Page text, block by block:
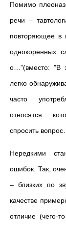
Помимо
речи –
повторяющее в
однокоренных
о…”(вместо: ”В
легко
часто
относятся:
спросить вопрос…
Нередкими
ошибок. Так,
– близких по
качестве
отличие (чего-